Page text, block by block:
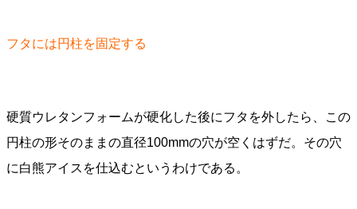
フタには円柱を固定する
硬質ウレタンフォームが硬化した後にフタを外したら、この
円柱の形そのままの直径100mmの穴が空くはずだ。その穴
に白熊アイスを仕込むというわけである。